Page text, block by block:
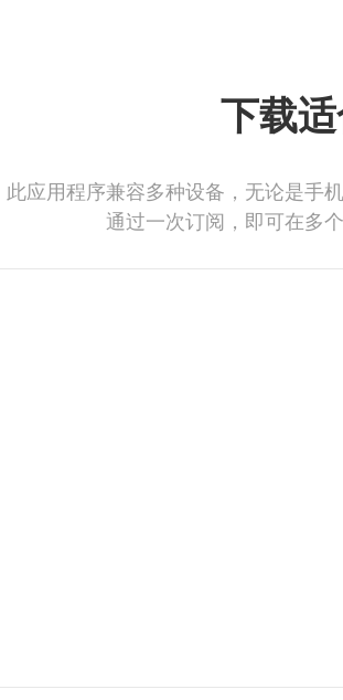
下载
此应用程序兼容多种设备，无论是手
通过一次订阅，即可在多